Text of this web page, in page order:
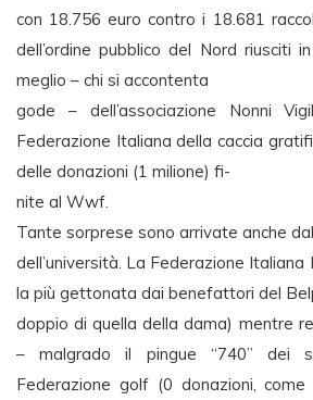
con 18.756 euro contro i 18.681
dell’ordine pubblico del Nord riusciti
meglio – chi si accontenta
gode – dell’associazione Nonni
Federazione Italiana della caccia
delle donazioni (1 milione) fi-
nite al Wwf.
Tante sorprese sono arrivate anche
dell’università. La Federazione Italiana
la più gettonata dai benefattori del
doppio di quella della dama) mentre
– malgrado il pingue “740” dei
Federazione golf (0 donazioni,